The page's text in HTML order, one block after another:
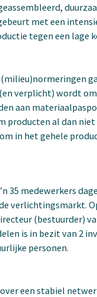
met een
tegen een lage
(milieu)normeringen
verplicht) wordt
aan
producten al dan
in het gehele
35 medewerkers
verlichtingsmarkt.
(bestuurder)
is in bezit van 2
personen.
een stabiel